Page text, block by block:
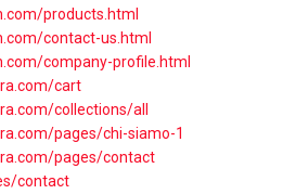
products.html
contact-us.html
company-profile.html
cart
collections/all
pages/chi-siamo-1
pages/contact
contact